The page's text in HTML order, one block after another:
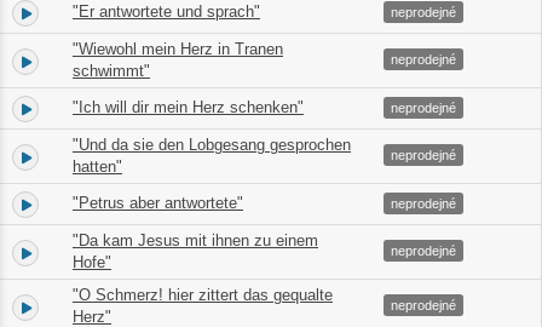
10. "Er antwortete und sprach" 03:34
neprodejné
11.
"Wiewohl mein Herz in Tranen
schwimmt"
01:30
neprodejné
12. "Ich will dir mein Herz schenken" 03:43
neprodejné
13.
"Und da sie den Lobgesang gesprochen
hatten"
02:31
neprodejné
14. "Petrus aber antwortete" 02:18
neprodejné
15.
"Da kam Jesus mit ihnen zu einem
Hofe"
02:11
neprodejné
16.
"O Schmerz! hier zittert das gequalte
Herz"
02:00
neprodejné